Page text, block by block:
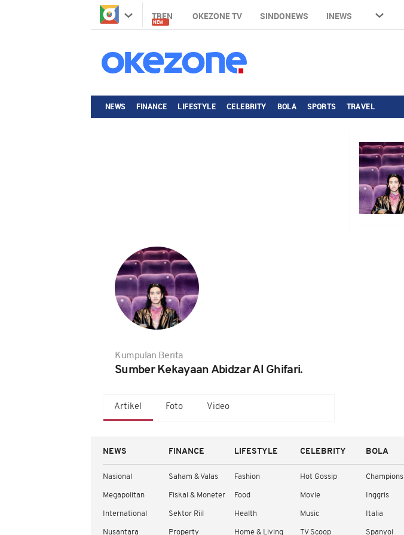
TREN
NEW
OKEZONE TV SINDONEWS INEWS
NEWS FINANCE LIFESTYLE CELEBRITY BOLA SPORTS TRAVEL
Kumpulan Berita
Sumber Kekayaan Abidzar Al Ghifari.
Artikel Foto Video
NEWS
Nasional
Megapolitan
International
Nusantara
FINANCE
Saham & Valas
Fiskal & Moneter
Sektor Riil
Property
LIFESTYLE
Fashion
Food
Health
Home & Living
CELEBRITY
Hot Gossip
Movie
Music
TV Scoop
BOLA
Champions
Inggris
Italia
Spanyol